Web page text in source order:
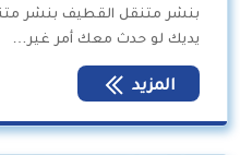
بنشر متنقل القطيف بنشر
يديك لو حدث معك أمر غير…
المزيد